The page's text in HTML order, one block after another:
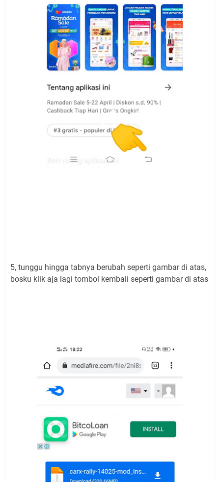
5, tunggu hingga tabnya berubah seperti gambar di atas,
bosku klik aja lagi tombol kembali seperti gambar di atas